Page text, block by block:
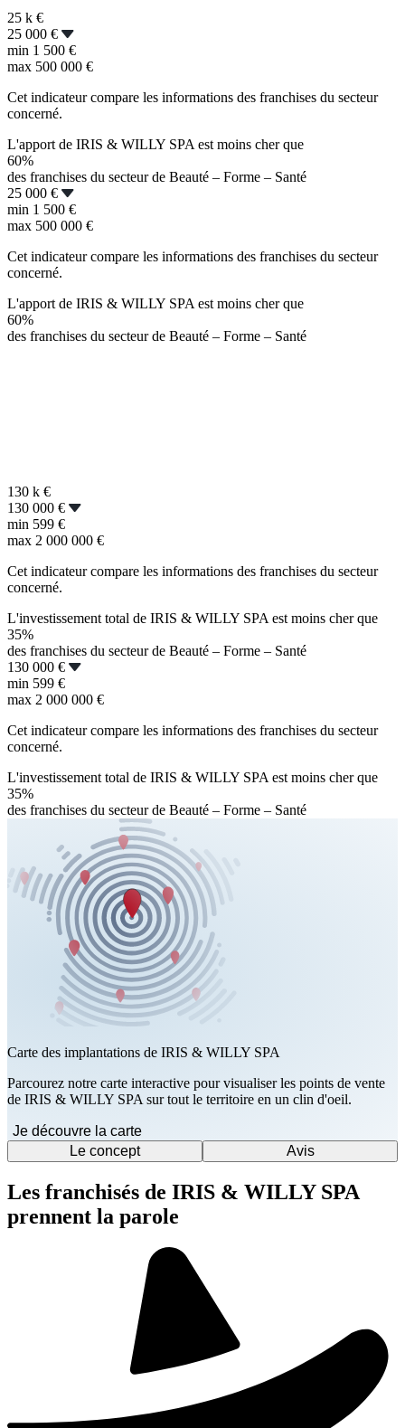
25 k €
25 000 €
min 1 500 €
max 500 000 €
Cet indicateur compare les informations des franchises du secteur
concerné.
L'apport de IRIS & WILLY SPA est moins cher que
60%
des franchises du secteur de Beauté – Forme – Santé
25 000 €
min 1 500 €
max 500 000 €
Cet indicateur compare les informations des franchises du secteur
concerné.
L'apport de IRIS & WILLY SPA est moins cher que
60%
des franchises du secteur de Beauté – Forme – Santé
130 k €
130 000 €
min 599 €
max 2 000 000 €
Cet indicateur compare les informations des franchises du secteur
concerné.
L'investissement total de IRIS & WILLY SPA est moins cher que
35%
des franchises du secteur de Beauté – Forme – Santé
130 000 €
min 599 €
max 2 000 000 €
Cet indicateur compare les informations des franchises du secteur
concerné.
L'investissement total de IRIS & WILLY SPA est moins cher que
35%
des franchises du secteur de Beauté – Forme – Santé
Carte des implantations de IRIS & WILLY SPA
Parcourez notre carte interactive pour visualiser les points de vente
de IRIS & WILLY SPA sur tout le territoire en un clin d'oeil.
Je découvre la carte
Le concept
Avis
Les franchisés de IRIS & WILLY SPA
prennent la parole